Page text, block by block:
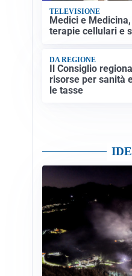
TELEVISIONE
Medici e
terapie cellulari e
DA REGIONE
Il Consiglio
risorse per sanità
le tasse